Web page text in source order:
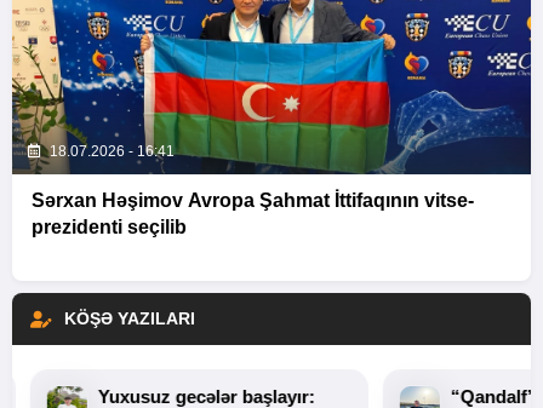
18.07.2026 - 16:41
Sərxan Həşimov Avropa Şahmat İttifaqının vitse-
prezidenti seçilib
KÖŞƏ YAZILARI
Yuxusuz gecələr başlayır: